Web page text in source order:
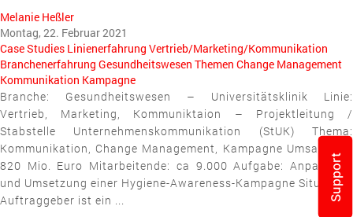
Melanie Heßler
Montag, 22. Februar 2021
Case Studies Linienerfahrung Vertrieb/Marketing/Kommunikation
Branchenerfahrung Gesundheitswesen Themen Change Management
Kommunikation Kampagne
Branche: Gesundheitswesen – Universitätsklinik Linie:
Vertrieb, Marketing, Kommuniktaion – Projektleitung /
Stabstelle Unternehmenskommunikation (StUK) Thema:
Kommunikation, Change Management, Kampagne Umsatz: ca.
820 Mio. Euro Mitarbeitende: ca 9.000 Aufgabe: Anpassung
und Umsetzung einer Hygiene-Awareness-Kampagne Situation:
Auftraggeber ist ein ...
Support